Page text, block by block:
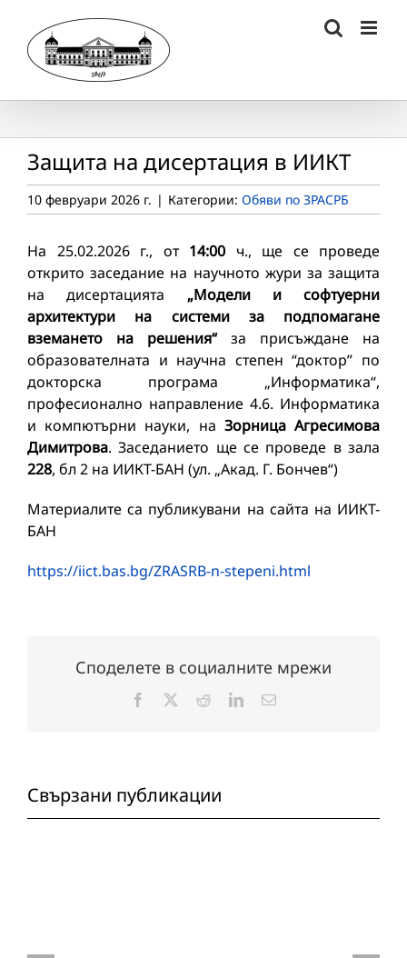
content
Защита на дисертация в ИИКТ
10 февруари 2026 г. | Категории: Обяви по ЗРАСРБ
На 25.02.2026 г., от 14:00 ч., ще се проведе
открито заседание на научното жури за защита
на дисертацията „Модели и софтуерни
архитектури на системи за подпомагане
вземането на решения“за присъждане на
образователната и научна степен “доктор” по
докторска програма „Информатика“,
професионално направление 4.6. Информатика
и компютърни науки, на Зорница Агресимова
Димитрова. Заседанието ще се проведе в зала
228, бл 2 на ИИКТ-БАН (ул. „Акад. Г. Бончев“)
Материалите са публикувани на сайта на ИИКТ-
БАН
https://iict.bas.bg/ZRASRB-n-stepeni.html
Споделете в социалните мрежи
Facebook RedditLinkedInЕлектронна
Свързани публикации